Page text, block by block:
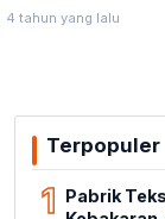
Masyarakat Blora
Kebersihan
4 tahun yang lalu
Terpopuler
1 Pabrik